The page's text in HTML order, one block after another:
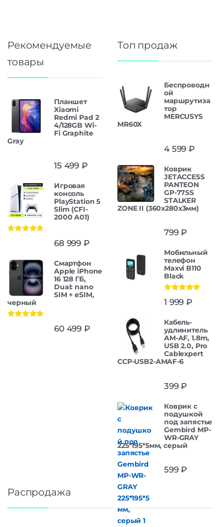
Рекомендуемые
товары
Планшет
Xiaomi
Redmi Pad 2
4/128GB Wi-
Fi Graphite
Gray
15 499 ₽
Игровая
консоль
PlayStation 5
Slim (CFI-
2000 A01)
68 999 ₽
Смартфон
Apple iPhone
16 128 ГБ,
Dual: nano
SIM + eSIM,
черный
60 499 ₽
Топ продаж
Беспроводн
ой
маршрутиза
тор
MERCUSYS
MR60X
4 599 ₽
Коврик
JETACCESS
PANTEON
GP-77SS
STALKER
ZONE II (360x280x3мм)
799₽
Мобильный
телефон
Maxvi B110
Black
из 5
1 999 ₽
Кабель-
удлинитель
AM-AF, 1.8m,
USB 2.0, Pro
Cablexpert
CCP-USB2-AMAF-6
399₽
Коврик с
подушкой
под запястье
Gembird MP-
WR-GRAY
225*195*5мм, серый
599₽
Распродажа